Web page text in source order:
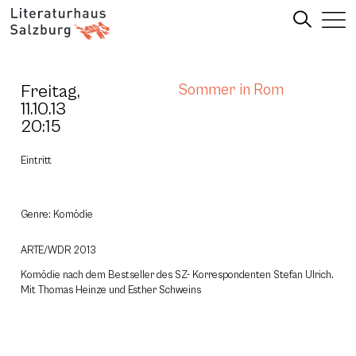
Freitag,
11.10.13
20:15
Sommer in Rom
Eintritt
Genre: Komödie
ARTE/WDR 2013
Komödie nach dem Bestseller des SZ- Korrespondenten Stefan Ulrich.
Mit Thomas Heinze und Esther Schweins